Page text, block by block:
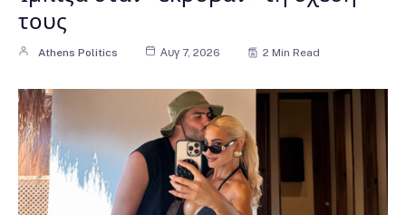
τους
Athens Politics Αυγ 7, 2026 2 Min Read